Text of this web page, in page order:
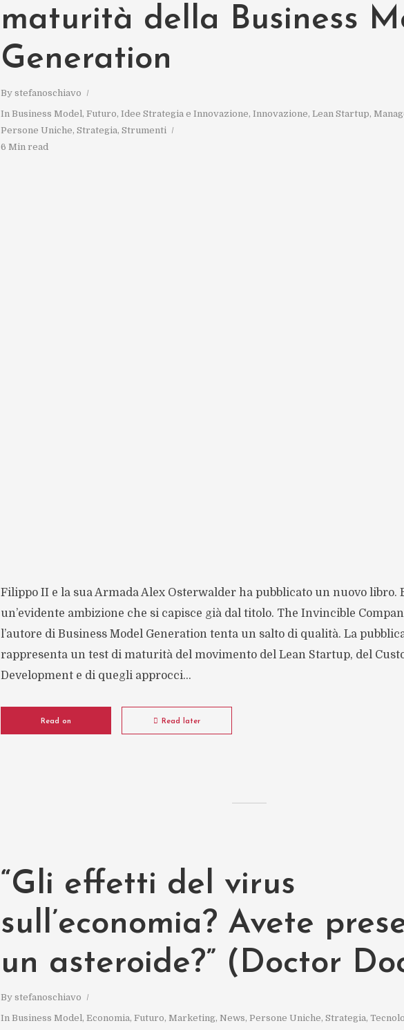
maturità della Business
Generation
By stefanoschiavo
In Business Model, Futuro, Idee Strategia e Innovazione, Innovazione, Lean Startup,
Persone Uniche, Strategia, Strumenti
6 Min read
Filippo II e la sua Armada Alex Osterwalder ha pubblicato un nuovo libro.
un’evidente ambizione che si capisce già dal titolo. The Invincible
l’autore di Business Model Generation tenta un salto di qualità. La
rappresenta un test di maturità del movimento del Lean Startup, del
Development e di quegli approcci...
Read on Read later
“Gli effetti del virus
sull’economia? Avete
un asteroide?” (Doctor
By stefanoschiavo
In Business Model, Economia, Futuro, Marketing, News, Persone Uniche, Strategia,